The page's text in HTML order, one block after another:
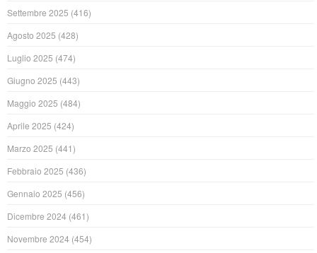
Settembre 2025 (416)
Agosto 2025 (428)
Luglio 2025 (474)
Giugno 2025 (443)
Maggio 2025 (484)
Aprile 2025 (424)
Marzo 2025 (441)
Febbraio 2025 (436)
Gennaio 2025 (456)
Dicembre 2024 (461)
Novembre 2024 (454)